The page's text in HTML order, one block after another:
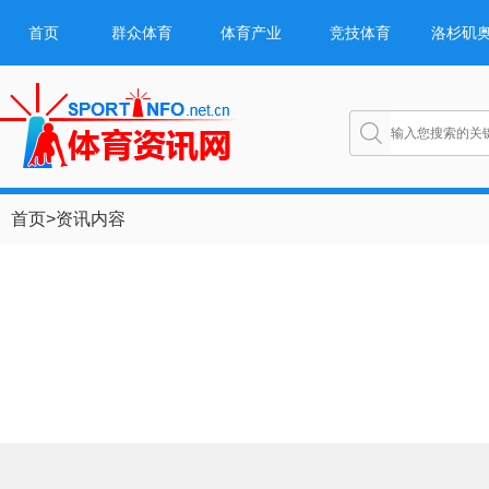
首页 群众体育 体育产业 竞技体育 洛杉矶
首页>资讯内容